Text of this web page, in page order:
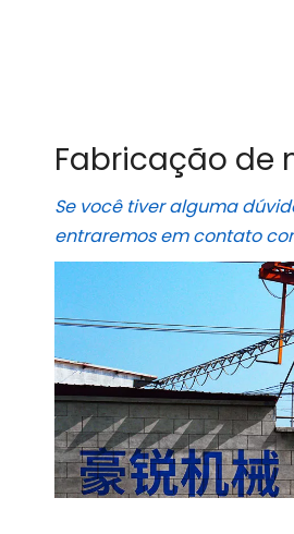
Fabricação de
Se você tiver alguma
entraremos em contato